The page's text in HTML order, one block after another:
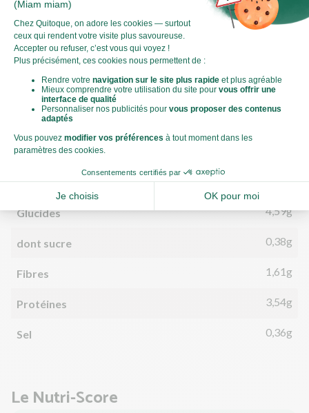
Valeurs nutritionnelles
Par personne
Énergie (kJ) 320kJ
Énergie (kCal)
Matières grasses
dont acides gras saturés 3,11g
Glucides 4,59g
dont sucre 0,38g
Fibres 1,61g
Protéines 3,54g
Sel 0,36g
Le Nutri-Score